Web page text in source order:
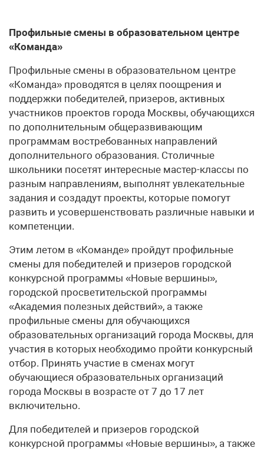
Профильные смены в образовательном центре
«Команда»
Профильные смены в образовательном центре
«Команда» проводятся в целях поощрения и
поддержки победителей, призеров, активных
участников проектов города Москвы, обучающихся
по дополнительным общеразвивающим
программам востребованных направлений
дополнительного образования. Столичные
школьники посетят интересные мастер-классы по
разным направлениям, выполнят увлекательные
задания и создадут проекты, которые помогут
развить и усовершенствовать различные навыки и
компетенции.
Этим летом в «Команде» пройдут профильные
смены для победителей и призеров городской
конкурсной программы «Новые вершины»,
городской просветительской программы
«Академия полезных действий», а также
профильные смены для обучающихся
образовательных организаций города Москвы, для
участия в которых необходимо пройти конкурсный
отбор. Принять участие в сменах могут
обучающиеся образовательных организаций
города Москвы в возрасте от 7 до 17 лет
включительно.
Для победителей и призеров городской
конкурсной программы «Новые вершины», а также